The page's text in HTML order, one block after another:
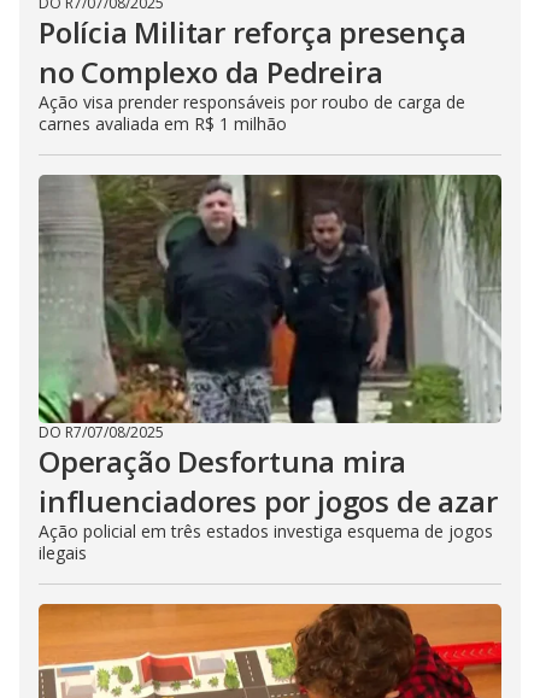
Polícia Militar reforça presença
no Complexo da Pedreira
Ação visa prender responsáveis por roubo de carga de
carnes avaliada em R$ 1 milhão
DO R7/07/08/2025
Operação Desfortuna mira
influenciadores por jogos de azar
Ação policial em três estados investiga esquema de jogos
ilegais